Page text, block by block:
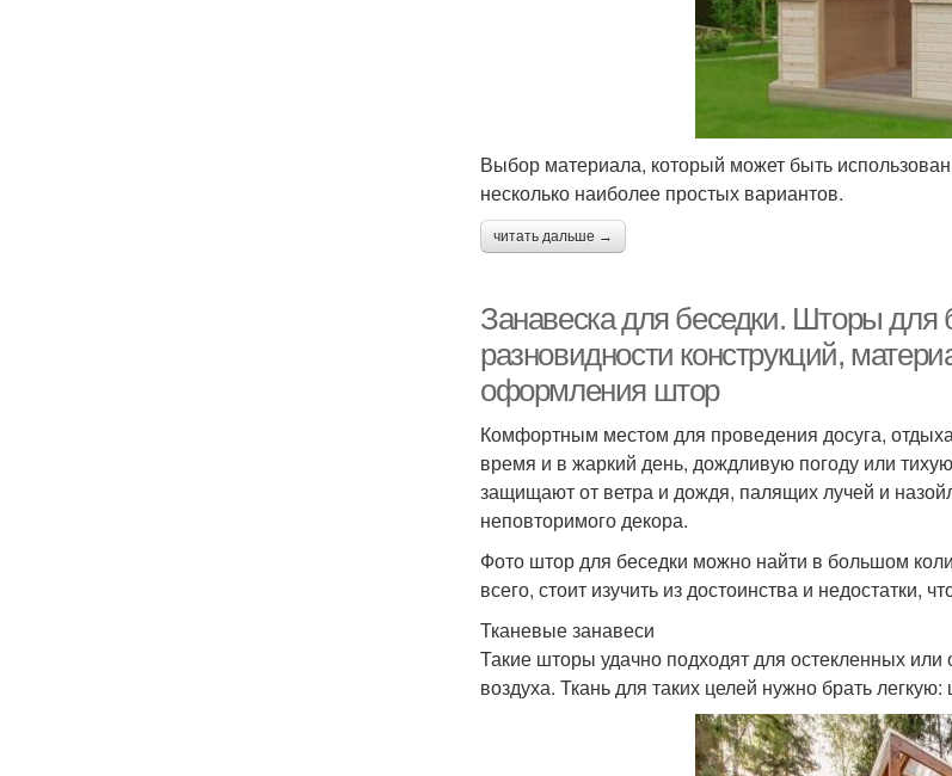
Выбор материала, который может быть
несколько наиболее простых вариантов.
читать дальше →
Занавеска для беседки. Шторы для
разновидности конструкций,
оформления штор
Комфортным местом для проведения досуга,
время и в жаркий день, дождливую погоду или
защищают от ветра и дождя, палящих лучей и
неповторимого декора.
Фото штор для беседки можно найти в большом
всего, стоит изучить из достоинства и недостатки,
Тканевые занавеси
Такие шторы удачно подходят для остекленных
воздуха. Ткань для таких целей нужно брать